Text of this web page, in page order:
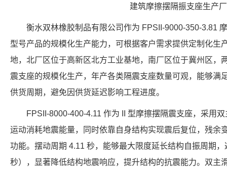
建筑摩擦摆隔振支座生产
衡水双林橡胶制品有限公司作为 FPSII-9000-350-3.81
型号产品的规模化生产能力，可根据客户需求提供定制化生
地，北厂区位于高新区北方工业基地，南厂区位于冀州区，
震支座的规模化生产，年产各类隔震支座数量可观，能够满
供货周期，避免因供货延迟影响工程进度。
FPSII-8000-400-4.11 作为 II 型摩擦摆隔震支座，采用
运动消耗地震能量，同时依靠自身结构实现震后复位，残余
功能。摆动周期 4.11 秒，能够最大限度延长结构自振周期
秒），显著降低结构地震响应，提升结构的抗震能力。双主